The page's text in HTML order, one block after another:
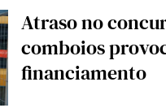
Atraso no
comboios
financiamento